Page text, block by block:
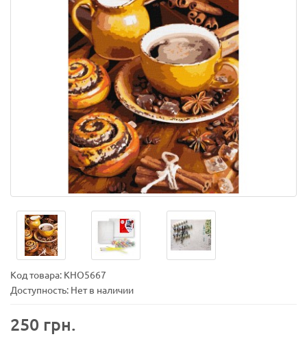
Код товара: KHO5667
Доступность: Нет в наличии
250 грн.